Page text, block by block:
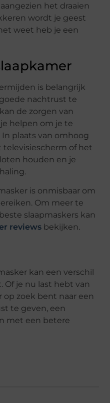
het draaien
wordt je geest
weet heb je een
is belangrijk
nachtrust te
de zorgen van
helpen om je te
plaats van omhoog
televisiescherm of het
houden en je
is onmisbaar om
Om meer te
slaapmaskers kan
reviews bekijken.
kan een verschil
Of je nu last hebt van
op zoek bent naar een
te geven, een
met een betere